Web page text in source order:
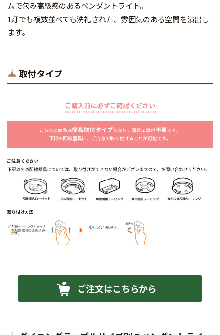
ムで包み高級感のあるペンダントライト。
1灯でも複数並べても洗礼された、雰囲気のある空間を演出し
ます。
取付タイプ
ご注文はこちらから